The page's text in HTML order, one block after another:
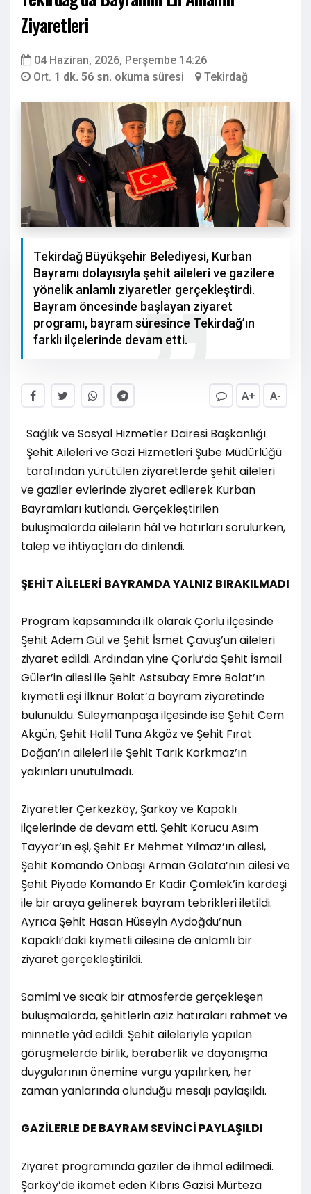
Ziyaretleri
04 Haziran, 2026, Perşembe 14:26
Ort. 1 dk. 56 sn. okuma süresi Tekirdağ
Tekirdağ Büyükşehir Belediyesi, Kurban
Bayramı dolayısıyla şehit aileleri ve gazilere
yönelik anlamlı ziyaretler gerçekleştirdi.
Bayram öncesinde başlayan ziyaret
programı, bayram süresince Tekirdağ’ın
farklı ilçelerinde devam etti.
A+ A-
Sağlık ve Sosyal Hizmetler Dairesi Başkanlığı
Şehit Aileleri ve Gazi Hizmetleri Şube Müdürlüğü
tarafından yürütülen ziyaretlerde şehit aileleri
ve gaziler evlerinde ziyaret edilerek Kurban
Bayramları kutlandı. Gerçekleştirilen
buluşmalarda ailelerin hâl ve hatırları sorulurken,
talep ve ihtiyaçları da dinlendi.
ŞEHİT AİLELERİ BAYRAMDA YALNIZ BIRAKILMADI
Program kapsamında ilk olarak Çorlu ilçesinde
Şehit Adem Gül ve Şehit İsmet Çavuş’un aileleri
ziyaret edildi. Ardından yine Çorlu’da Şehit İsmail
Güler’in ailesi ile Şehit Astsubay Emre Bolat’ın
kıymetli eşi İlknur Bolat’a bayram ziyaretinde
bulunuldu. Süleymanpaşa ilçesinde ise Şehit Cem
Akgün, Şehit Halil Tuna Akgöz ve Şehit Fırat
Doğan’ın aileleri ile Şehit Tarık Korkmaz’ın
yakınları unutulmadı.
Ziyaretler Çerkezköy, Şarköy ve Kapaklı
ilçelerinde de devam etti. Şehit Korucu Asım
Tayyar’ın eşi, Şehit Er Mehmet Yılmaz’ın ailesi,
Şehit Komando Onbaşı Arman Galata’nın ailesi ve
Şehit Piyade Komando Er Kadir Çömlek’in kardeşi
ile bir araya gelinerek bayram tebrikleri iletildi.
Ayrıca Şehit Hasan Hüseyin Aydoğdu’nun
Kapaklı’daki kıymetli ailesine de anlamlı bir
ziyaret gerçekleştirildi.
Samimi ve sıcak bir atmosferde gerçekleşen
buluşmalarda, şehitlerin aziz hatıraları rahmet ve
minnetle yâd edildi. Şehit aileleriyle yapılan
görüşmelerde birlik, beraberlik ve dayanışma
duygularının önemine vurgu yapılırken, her
zaman yanlarında olunduğu mesajı paylaşıldı.
GAZİLERLE DE BAYRAM SEVİNCİ PAYLAŞILDI
Ziyaret programında gaziler de ihmal edilmedi.
Şarköy’de ikamet eden Kıbrıs Gazisi Mürteza